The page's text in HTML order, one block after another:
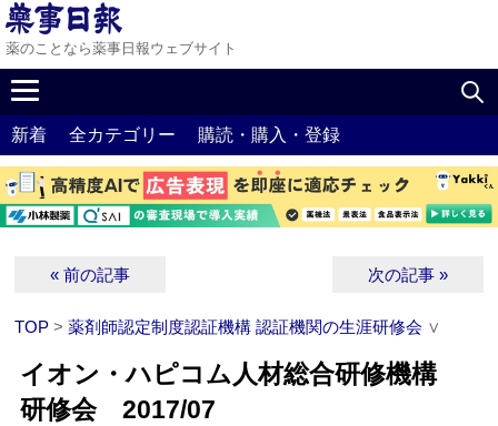
薬のことなら薬事日報ウェブサイト
新着 全カテゴリー 購読・購入・登録
« 前の記事 次の記事 »
TOP >薬剤師認定制度認証機構 認証機関の生涯研修会 ∨
イオン・ハピコム人材総合研修機構
研修会 2017/07